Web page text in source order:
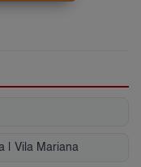
| Vila Mariana